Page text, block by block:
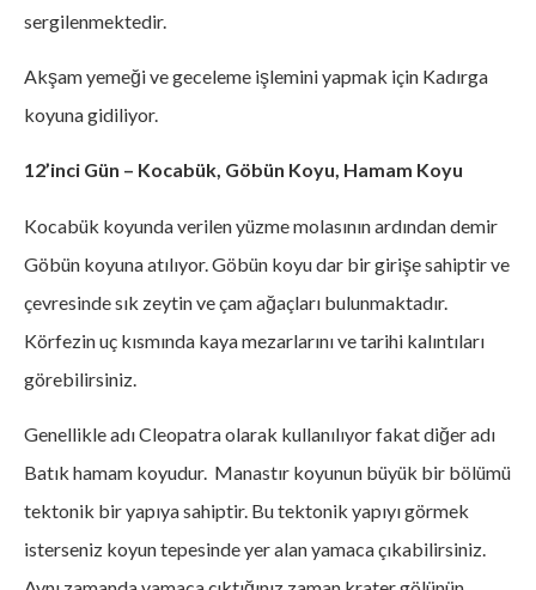
sergilenmektedir.
Akşam yemeği ve geceleme işlemini yapmak için Kadırga
koyuna gidiliyor.
12’inci Gün – Kocabük, Göbün Koyu, Hamam Koyu
Kocabük koyunda verilen yüzme molasının ardından demir
Göbün koyuna atılıyor. Göbün koyu dar bir girişe sahiptir ve
çevresinde sık zeytin ve çam ağaçları bulunmaktadır.
Körfezin uç kısmında kaya mezarlarını ve tarihi kalıntıları
görebilirsiniz.
Genellikle adı Cleopatra olarak kullanılıyor fakat diğer adı
Batık hamam koyudur. Manastır koyunun büyük bir bölümü
tektonik bir yapıya sahiptir. Bu tektonik yapıyı görmek
isterseniz koyun tepesinde yer alan yamaca çıkabilirsiniz.